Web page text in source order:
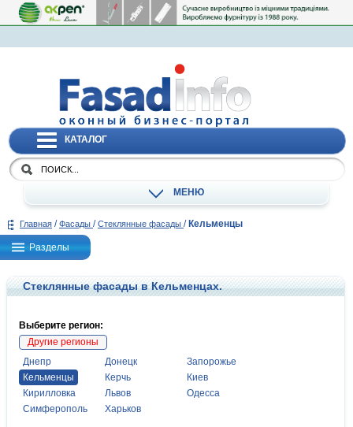
КАТАЛОГ
МЕНЮ
Главная / Фасады / Стеклянные фасады / Кельменцы
Разделы
Стеклянные фасады в Кельменцах.
Выберите регион:
Другие регионы
Днепр
Донецк
Запорожье
Кельменцы
Керчь
Киев
Кирилловка
Львов
Одесса
Симферополь
Харьков